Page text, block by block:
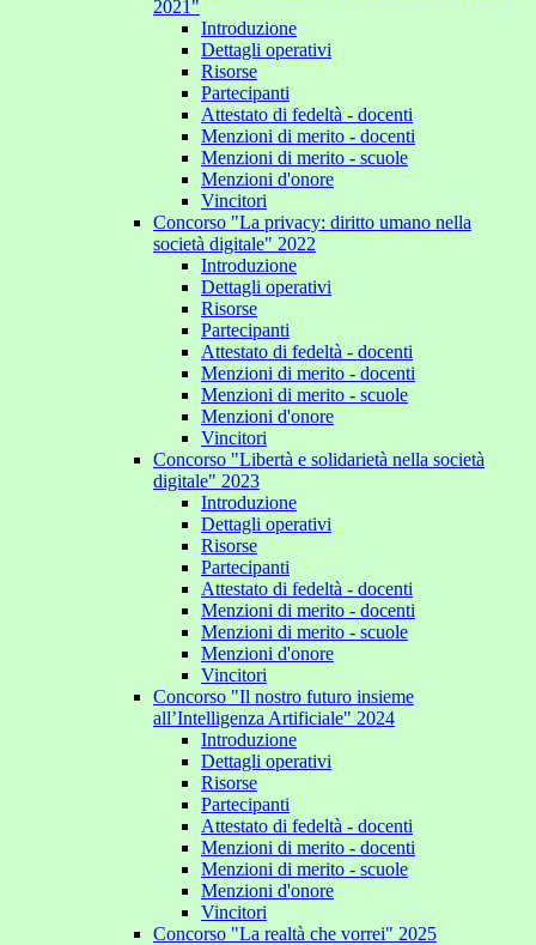
2021"
Introduzione
Dettagli operativi
Risorse
Partecipanti
Attestato di fedeltà - docenti
Menzioni di merito - docenti
Menzioni di merito - scuole
Menzioni d'onore
Vincitori
Concorso "La privacy: diritto umano nella
società digitale" 2022
Introduzione
Dettagli operativi
Risorse
Partecipanti
Attestato di fedeltà - docenti
Menzioni di merito - docenti
Menzioni di merito - scuole
Menzioni d'onore
Vincitori
Concorso "Libertà e solidarietà nella società
digitale" 2023
Introduzione
Dettagli operativi
Risorse
Partecipanti
Attestato di fedeltà - docenti
Menzioni di merito - docenti
Menzioni di merito - scuole
Menzioni d'onore
Vincitori
Concorso "Il nostro futuro insieme
all’Intelligenza Artificiale" 2024
Introduzione
Dettagli operativi
Risorse
Partecipanti
Attestato di fedeltà - docenti
Menzioni di merito - docenti
Menzioni di merito - scuole
Menzioni d'onore
Vincitori
Concorso "La realtà che vorrei" 2025